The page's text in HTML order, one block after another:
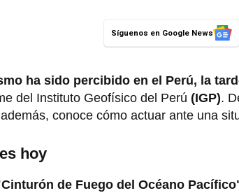
Síguenos en Google News
ha sido percibido en el Perú, la
del Instituto Geofísico del Perú (IGP).
conoce cómo actuar ante una
hoy
de Fuego del Océano